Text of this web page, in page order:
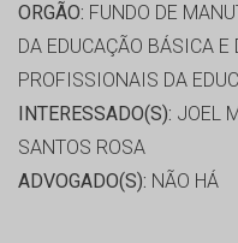
ORGÃO: FUNDO DE
DA EDUCAÇÃO BÁSICA
PROFISSIONAIS DA
INTERESSADO(S): JOEL
SANTOS ROSA
ADVOGADO(S): NÃO HÁ